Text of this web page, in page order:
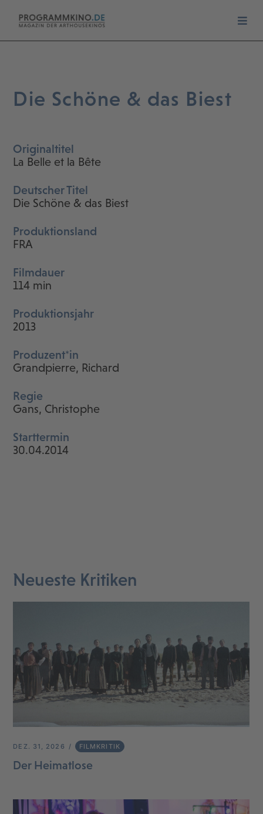
Die Schöne & das Biest
Originaltitel
La Belle et la Bête
Deutscher Titel
Die Schöne & das Biest
Produktionsland
FRA
Filmdauer
114 min
Produktionsjahr
2013
Produzent*in
Grandpierre, Richard
Regie
Gans, Christophe
Starttermin
30.04.2014
Neueste Kritiken
DEZ. 31, 2026 FILMKRITIK
Der Heimatlose